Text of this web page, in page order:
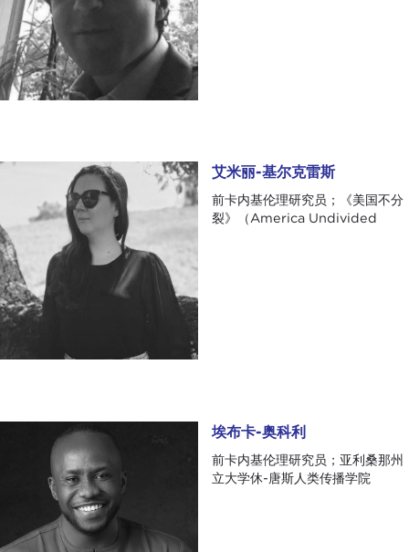
艾米丽-基尔克雷斯 艾米丽-基尔克雷斯
前卡内基伦理研究员；《美国不分
裂》（America Undivided
埃布卡-奥科利 埃布卡-奥科利
前卡内基伦理研究员；亚利桑那州
立大学休-唐斯人类传播学院